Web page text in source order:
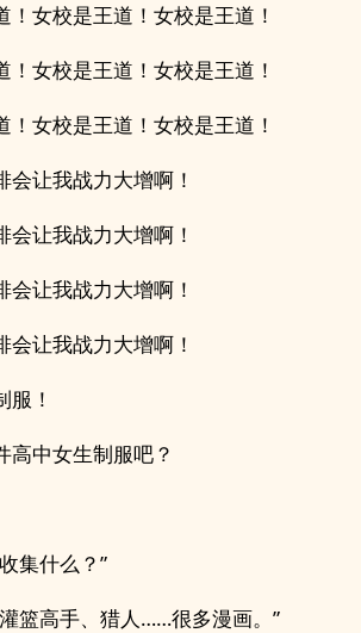
女校是王道！女校是王道！
女校是王道！女校是王道！
女校是王道！女校是王道！
让我战力大增啊！
让我战力大增啊！
让我战力大增啊！
让我战力大增啊！
！
高中女生制服吧？
集什么？”
篮高手、猎人……很多漫画。”